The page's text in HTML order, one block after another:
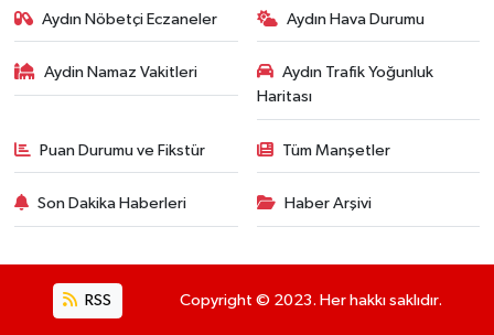
Aydın Nöbetçi Eczaneler Aydın Hava Durumu
Aydin Namaz Vakitleri
Aydın Trafik Yoğunluk
Haritası
Puan Durumu ve Fikstür Tüm Manşetler
Son Dakika Haberleri Haber Arşivi
RSS Copyright © 2023. Her hakkı saklıdır.